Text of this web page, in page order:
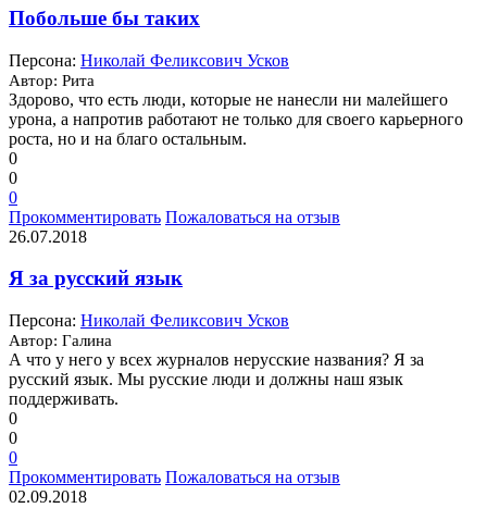
Побольше бы таких
Персона: Николай Феликсович Усков
Автор: Рита
Здорово, что есть люди, которые не нанесли ни малейшего
урона, а напротив работают не только для своего карьерного
роста, но и на благо остальным.
0
0
0
Прокомментировать Пожаловаться на отзыв
26.07.2018
Я за русский язык
Персона: Николай Феликсович Усков
Автор: Галина
А что у него у всех журналов нерусские названия? Я за
русский язык. Мы русские люди и должны наш язык
поддерживать.
0
0
0
Прокомментировать Пожаловаться на отзыв
02.09.2018